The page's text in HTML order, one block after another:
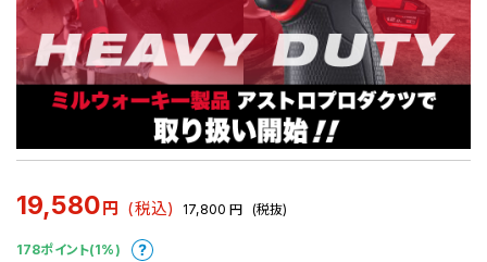
19,580 円 (税込) 17,800 円 (税抜)
178ポイント(1%)